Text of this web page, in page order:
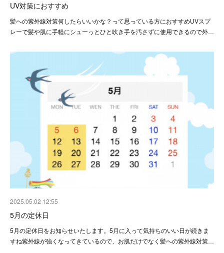
UV対策におすすめ
髪への紫外線対策何したらいいかな？って思っている方におすすめUVスプ
レーで髪や肌に手軽にシューっとひと吹き手を汚さずに使用できるので外…
2025.05.02 12:55
5月の定休日
5月の定休日をお知らせいたします。5月に入って気持ちのいい日が続きま
すね紫外線が強くなってきているので、お肌だけでなく髪への紫外線対策…